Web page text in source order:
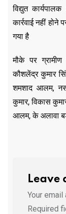
विद्युत
कार्रवाई नहीं
गया है
मौके पर ग्रामीण
कौशलेंद्र कुमार
शमशाद आलम,
कुमार, विकास
आलम, के अलावा
Leave
Your
Required